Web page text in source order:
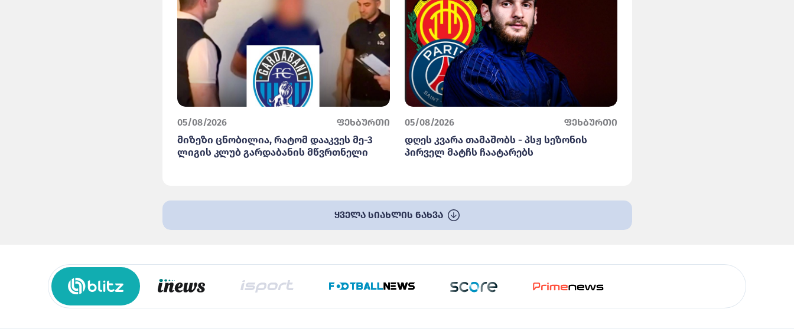
05/08/2026 ფეხბურთი
მიზეზი ცნობილია, რატომ დააკვეს მე-3
ლიგის კლუბ გარდაბანის მწვრთნელი
05/08/2026 ფეხბურთი
დღეს კვარა თამაშობს - პსჟ სეზონის
პირველ მატჩს ჩაატარებს
ყველა სიახლის ნახვა